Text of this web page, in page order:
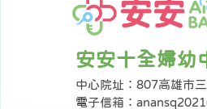
安安十全婦幼
中心院址：807高雄市
電子信箱：